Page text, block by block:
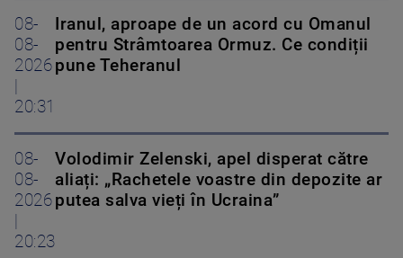
08-
08-
2026
20:31
Iranul, aproape de un acord cu Omanul
pentru Strâmtoarea Ormuz. Ce condiții
pune Teheranul
08-
08-
2026
20:23
Volodimir Zelenski, apel disperat către
aliați: „Rachetele voastre din depozite ar
putea salva vieți în Ucraina”